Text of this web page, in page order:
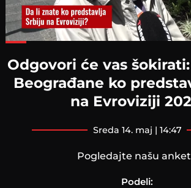
Odgovori će vas
Beograđane ko
na Evroviziji
sreda 14. maj | 14:47
Pogledajte našu
Podeli: